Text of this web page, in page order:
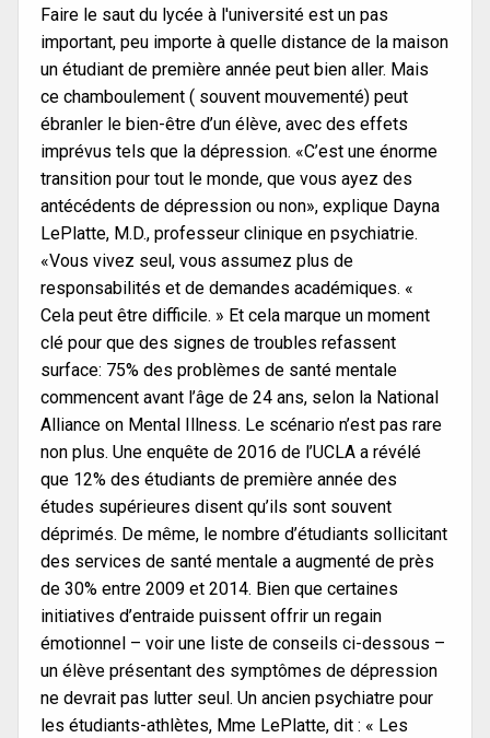
Faire le saut du lycée à l'université est un pas
important, peu importe à quelle distance de la maison
un étudiant de première année peut bien aller. Mais
ce chamboulement ( souvent mouvementé) peut
ébranler le bien-être d’un élève, avec des effets
imprévus tels que la dépression. «C’est une énorme
transition pour tout le monde, que vous ayez des
antécédents de dépression ou non», explique Dayna
LePlatte, M.D., professeur clinique en psychiatrie.
«Vous vivez seul, vous assumez plus de
responsabilités et de demandes académiques. «
Cela peut être difficile. » Et cela marque un moment
clé pour que des signes de troubles refassent
surface: 75% des problèmes de santé mentale
commencent avant l’âge de 24 ans, selon la National
Alliance on Mental Illness. Le scénario n’est pas rare
non plus. Une enquête de 2016 de l’UCLA a révélé
que 12% des étudiants de première année des
études supérieures disent qu’ils sont souvent
déprimés. De même, le nombre d’étudiants sollicitant
des services de santé mentale a augmenté de près
de 30% entre 2009 et 2014. Bien que certaines
initiatives d’entraide puissent offrir un regain
émotionnel – voir une liste de conseils ci-dessous –
un élève présentant des symptômes de dépression
ne devrait pas lutter seul. Un ancien psychiatre pour
les étudiants-athlètes, Mme LePlatte, dit : « Les